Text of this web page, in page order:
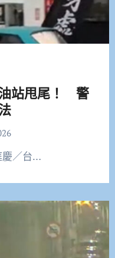
站甩尾！ 警
慶／台…